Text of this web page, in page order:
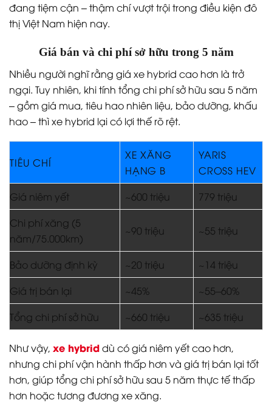
đang tiệm cận – thậm chí vượt trội trong điều kiện đô
thị Việt Nam hiện nay.
Giá bán và chi phí sở hữu trong 5 năm
Nhiều người nghĩ rằng giá xe hybrid cao hơn là trở
ngại. Tuy nhiên, khi tính tổng chi phí sở hữu sau 5 năm
– gồm giá mua, tiêu hao nhiên liệu, bảo dưỡng, khấu
hao – thì xe hybrid lại có lợi thế rõ rệt.
TIÊU CHÍ
XE XĂNG
HẠNG B
YARIS
CROSS HEV
Giá niêm yết
~600 triệu
779 triệu
Chi phí xăng (5
năm/75.000km)
~90 triệu ~55 triệu
Bảo dưỡng định kỳ ~20 triệu
~14 triệu
Giá trị bán lại
~45%
~55–60%
Tổng chi phí sở hữu
~660 triệu ~635 triệu
Như vậy, xe hybriddù có giá niêm yết cao hơn,
nhưng chi phí vận hành thấp hơn và giá trị bán lại tốt
hơn, giúp tổng chi phí sở hữu sau 5 năm thực tế thấp
hơn hoặc tương đương xe xăng.